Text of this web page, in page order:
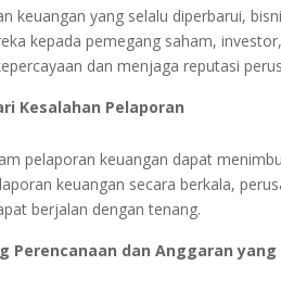
keuangan yang selalu diperbarui,
kepada pemegang saham,
dan menjaga reputasi
Kesalahan Pelaporan
pelaporan keuangan dapat
keuangan secara berkala,
berjalan dengan tenang.
Perencanaan dan Anggaran yang